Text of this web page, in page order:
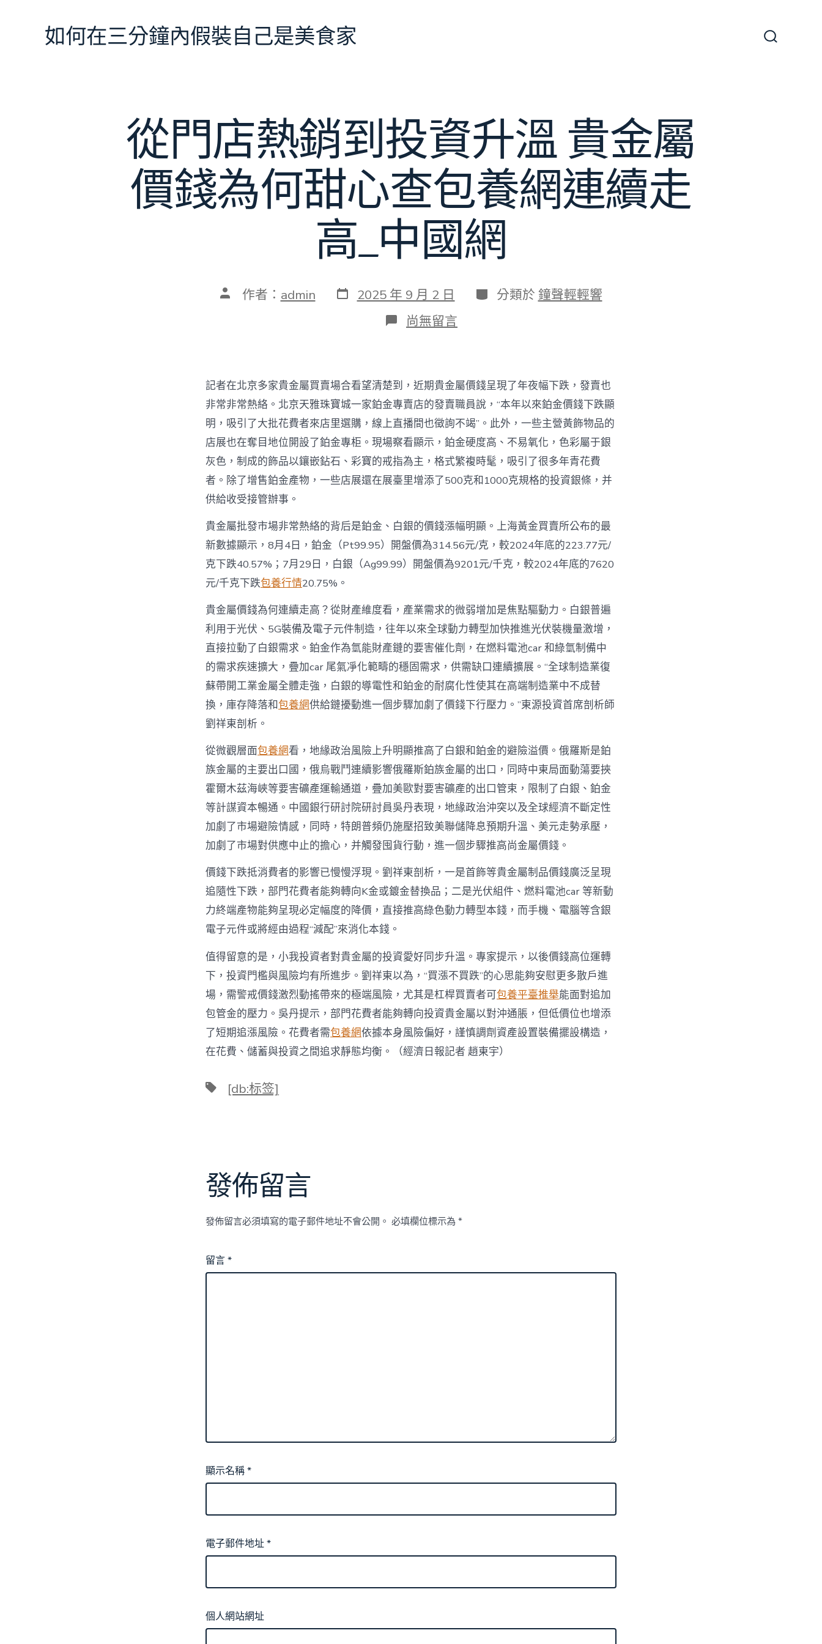
如何在三分鐘內假裝自己是美食家
從門店熱銷到投資升溫 貴金屬
價錢為何甜心查包養網連續走
高_中國網
文 作者： admin 發
表
2025 年 9 月 2 日 分
類
分類於 鐘聲輕輕響
在
〈從
銷
到
投
資
升
溫
貴
金
屬
何
甜
心
查
網
連
續
走
高
_
中
國
網〉
中
尚無留言
記者在北京多家貴金屬買賣場合看望清楚到，近期貴金屬價錢呈現了年夜幅下跌，發賣也
非常非常熱絡。北京天雅珠寶城一家鉑金專賣店的發賣職員說，“本年以來鉑金價錢下跌顯
明，吸引了大批花費者來店里選購，線上直播間也徵詢不竭”。此外，一些主營黃飾物品的
店展也在奪目地位開設了鉑金專柜。現場察看顯示，鉑金硬度高、不易氧化，色彩屬于銀
灰色，制成的飾品以鑲嵌鉆石、彩寶的戒指為主，格式繁複時髦，吸引了很多年青花費
者。除了增售鉑金產物，一些店展還在展臺里增添了500克和1000克規格的投資銀條，并
供給收受接管辦事。
貴金屬批發市場非常熱絡的背后是鉑金、白銀的價錢漲幅明顯。上海黃金買賣所公布的最
新數據顯示，8月4日，鉑金（Pt99.95）開盤價為314.56元/克，較2024年底的223.77元/
克下跌40.57%；7月29日，白銀（Ag99.99）開盤價為9201元/千克，較2024年底的7620
元/千克下跌包養行情20.75%。
貴金屬價錢為何連續走高？從財產維度看，產業需求的微弱增加是焦點驅動力。白銀普遍
利用于光伏、5G裝備及電子元件制造，往年以來全球動力轉型加快推進光伏裝機量激增，
直接拉動了白銀需求。鉑金作為氫能財產鏈的要害催化劑，在燃料電池car 和綠氫制備中
的需求疾速擴大，疊加car 尾氣凈化範疇的穩固需求，供需缺口連續擴展。“全球制造業復
蘇帶開工業金屬全體走強，白銀的導電性和鉑金的耐腐化性使其在高端制造業中不成替
換，庫存降落和包養網供給鏈擾動進一個步驟加劇了價錢下行壓力。”東源投資首席剖析師
劉祥東剖析。
從微觀層面包養網看，地緣政治風險上升明顯推高了白銀和鉑金的避險溢價。俄羅斯是鉑
族金屬的主要出口國，俄烏戰鬥連續影響俄羅斯鉑族金屬的出口，同時中東局面動蕩要挾
霍爾木茲海峽等要害礦產運輸通道，疊加美歐對要害礦產的出口管束，限制了白銀、鉑金
等計謀資本暢通。中國銀行研討院研討員吳丹表現，地緣政治沖突以及全球經濟不斷定性
加劇了市場避險情感，同時，特朗普頻仍施壓招致美聯儲降息預期升溫、美元走勢承壓，
加劇了市場對供應中止的擔心，并觸發囤貨行動，進一個步驟推高尚金屬價錢。
價錢下跌抵消費者的影響已慢慢浮現。劉祥東剖析，一是首飾等貴金屬制品價錢廣泛呈現
追隨性下跌，部門花費者能夠轉向K金或鍍金替換品；二是光伏組件、燃料電池car 等新動
力終端產物能夠呈現必定幅度的降價，直接推高綠色動力轉型本錢，而手機、電腦等含銀
電子元件或將經由過程“減配”來消化本錢。
值得留意的是，小我投資者對貴金屬的投資愛好同步升溫。專家提示，以後價錢高位運轉
下，投資門檻與風險均有所進步。劉祥東以為，“買漲不買跌”的心思能夠安慰更多散戶進
場，需警戒價錢激烈動搖帶來的極端風險，尤其是杠桿買賣者可包養平臺推舉能面對追加
包管金的壓力。吳丹提示，部門花費者能夠轉向投資貴金屬以對沖通脹，但低價位也增添
了短期追漲風險。花費者需包養網依據本身風險偏好，謹慎調劑資產設置裝備擺設構造，
在花費、儲蓄與投資之間追求靜態均衡。（經濟日報記者 趙東宇）
標 [db:标签]
發佈留言
發佈留言必須填寫的電子郵件地址不會公開。 必填欄位標示為 *
留言*
顯示名稱*
電子郵件地址*
個人網站網址